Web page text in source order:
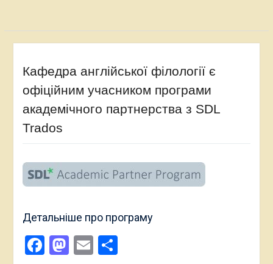
Кафедра англійської філології є
офіційним учасником програми
академічного партнерства з SDL
Trados
Детальніше про програму
Facebook
Mastodon
EmailПоділитися